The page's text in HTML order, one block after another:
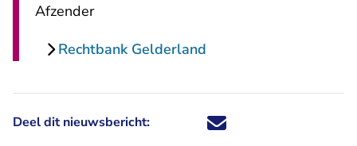
Afzender
Rechtbank Gelderland
Deel dit nieuwsbericht: Deel dit nieuwsbericht via X -
Deel dit nieuwsbericht via
Deel dit nieuwsbericht
Deel dit